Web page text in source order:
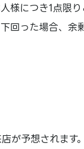
につき1点限り
回った場合、余
が予想されます。